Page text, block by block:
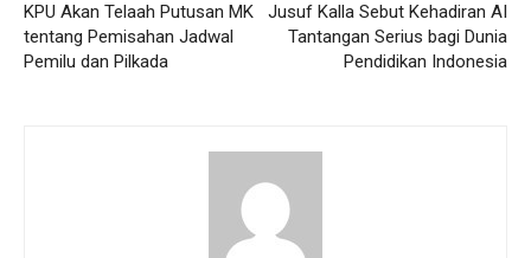
KPU Akan Telaah Putusan MK
tentang Pemisahan Jadwal
Pemilu dan Pilkada
Jusuf Kalla Sebut Kehadiran AI
Tantangan Serius bagi Dunia
Pendidikan Indonesia